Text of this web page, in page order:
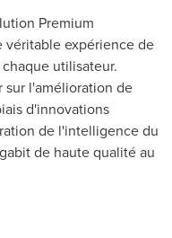
Premium
véritable expérience de
utilisateur.
sur l'amélioration de
d'innovations
de l'intelligence du
de haute qualité au